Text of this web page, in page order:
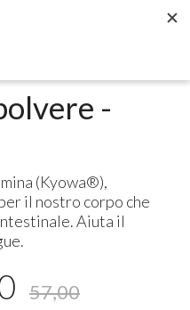
-
(Kyowa®),
il nostro corpo che
Aiuta il
57,00